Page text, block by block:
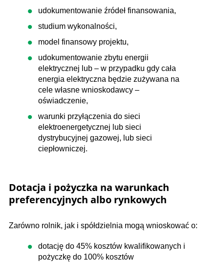
udokumentowanie źródeł finansowania,
studium wykonalności,
model finansowy projektu,
udokumentowanie zbytu energii
elektrycznej lub – w przypadku gdy cała
energia elektryczna będzie zużywana na
cele własne wnioskodawcy –
oświadczenie,
warunki przyłączenia do sieci
elektroenergetycznej lub sieci
dystrybucyjnej gazowej, lub sieci
ciepłowniczej.
Dotacja i pożyczka na warunkach
preferencyjnych albo rynkowych
Zarówno rolnik, jak i spółdzielnia mogą wnioskować o:
dotację do 45% kosztów kwalifikowanych i
pożyczkę do 100% kosztów